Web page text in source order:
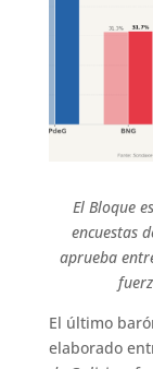
El Bloque
encuestas
aprueba
El último
elaborado